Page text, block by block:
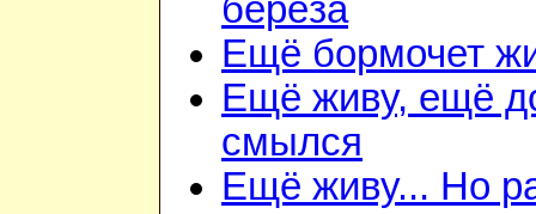
берёза
Ещё бормочет
Ещё живу, ещё
смылся
Ещё живу... Но